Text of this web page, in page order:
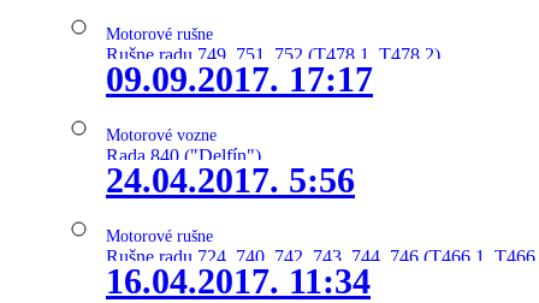
Motorové rušne
Rušne radu 749, 751, 752 (T478.1, T478.2)
09.09.2017. 17:17
Motorové vozne
Rada 840 ("Delfín")
24.04.2017. 5:56
Motorové rušne
Rušne radu 724, 740, 742, 743, 744, 746 (T466.1,
16.04.2017. 11:34